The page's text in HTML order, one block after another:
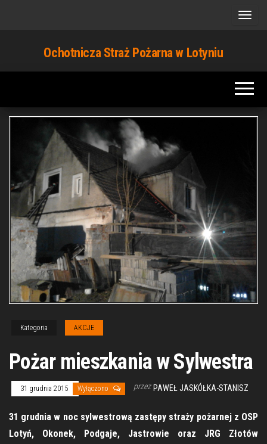
Ochotnicza Straż Pożarna w Lotyniu
Kategoria AKCJE
Pożar mieszkania w Sylwestra
31 grudnia 2015 Wyłączono przez PAWEŁ JASKÓŁKA-STANISZ
31 grudnia w noc sylwestrową zastępy straży pożarnej z OSP
Lotyń, Okonek, Podgaje, Jastrowie oraz JRG Złotów